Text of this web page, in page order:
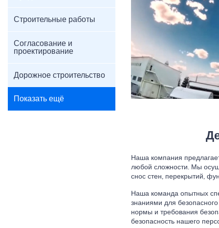
Строительные работы
Согласование и
проектирование
Дорожное строительство
Показать ещё
Наша компания
любой сложности. Мы
снос стен, перекрытий,
Наша команда опытных
знаниями для
нормы и требования
безопасность нашего